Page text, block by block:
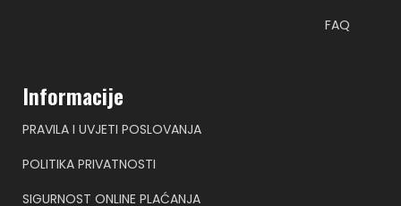
FAQ
Informacije
PRAVILA I UVJETI POSLOVANJA
POLITIKA PRIVATNOSTI
SIGURNOST ONLINE PLAĆANJA